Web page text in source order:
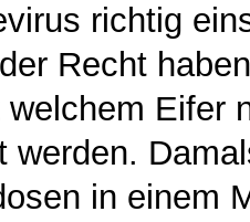
richtig
Recht
Eifer
in einem